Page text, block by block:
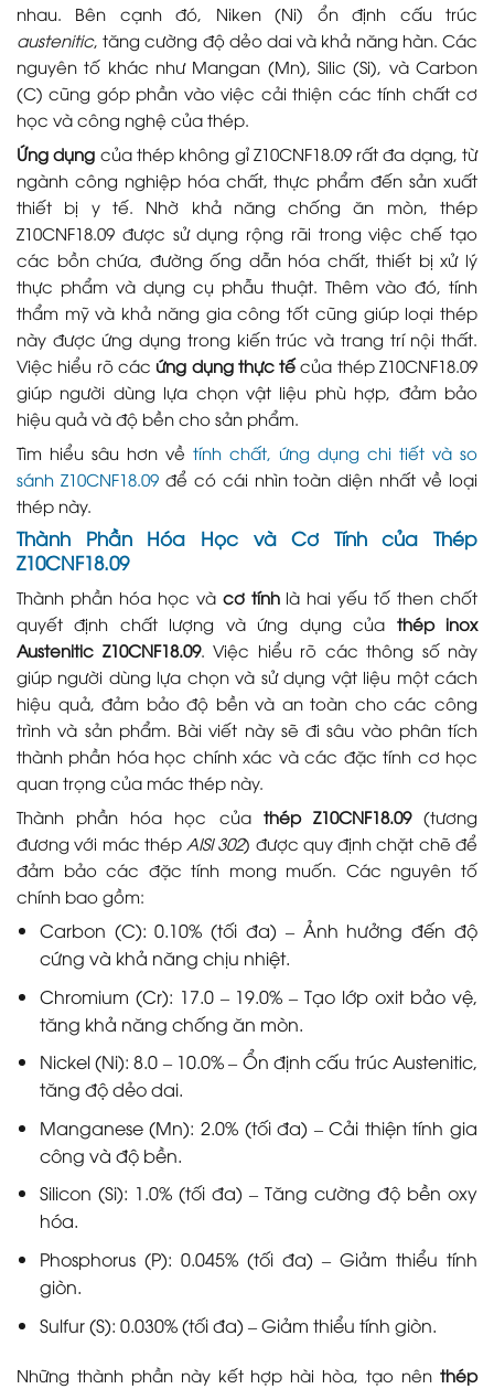
nhau. Bên cạnh đó, Niken (Ni) ổn định cấu trúc
austenitic, tăng cường độ dẻo dai và khả năng hàn. Các
nguyên tố khác như Mangan (Mn), Silic (Si), và Carbon
(C) cũng góp phần vào việc cải thiện các tính chất cơ
học và công nghệ của thép.
Ứng dụng của thép không gỉ Z10CNF18.09 rất đa dạng, từ
ngành công nghiệp hóa chất, thực phẩm đến sản xuất
thiết bị y tế. Nhờ khả năng chống ăn mòn, thép
Z10CNF18.09 được sử dụng rộng rãi trong việc chế tạo
các bồn chứa, đường ống dẫn hóa chất, thiết bị xử lý
thực phẩm và dụng cụ phẫu thuật. Thêm vào đó, tính
thẩm mỹ và khả năng gia công tốt cũng giúp loại thép
này được ứng dụng trong kiến trúc và trang trí nội thất.
Việc hiểu rõ các ứng dụng thực tếcủa thép Z10CNF18.09
giúp người dùng lựa chọn vật liệu phù hợp, đảm bảo
hiệu quả và độ bền cho sản phẩm.
Tìm hiểu sâu hơn về tính chất, ứng dụng chi tiết và so
sánh Z10CNF18.09để có cái nhìn toàn diện nhất về loại
thép này.
Thành Phần Hóa Học và Cơ Tính của Thép
Z10CNF18.09
Thành phần hóa học và cơ tínhlà hai yếu tố then chốt
quyết định chất lượng và ứng dụng của thép inox
Austenitic Z10CNF18.09. Việc hiểu rõ các thông số này
giúp người dùng lựa chọn và sử dụng vật liệu một cách
hiệu quả, đảm bảo độ bền và an toàn cho các công
trình và sản phẩm. Bài viết này sẽ đi sâu vào phân tích
thành phần hóa học chính xác và các đặc tính cơ học
quan trọng của mác thép này.
Thành phần hóa học của thép Z10CNF18.09(tương
đương với mác thép AISI 302) được quy định chặt chẽ để
đảm bảo các đặc tính mong muốn. Các nguyên tố
chính bao gồm:
Carbon (C): 0.10% (tối đa) – Ảnh hưởng đến độ
cứng và khả năng chịu nhiệt.
Chromium (Cr): 17.0 – 19.0% – Tạo lớp oxit bảo vệ,
tăng khả năng chống ăn mòn.
Nickel (Ni): 8.0 – 10.0% – Ổn định cấu trúc Austenitic,
tăng độ dẻo dai.
Manganese (Mn): 2.0% (tối đa) – Cải thiện tính gia
công và độ bền.
Silicon (Si): 1.0% (tối đa) – Tăng cường độ bền oxy
hóa.
Phosphorus (P): 0.045% (tối đa) – Giảm thiểu tính
giòn.
Sulfur (S): 0.030% (tối đa) – Giảm thiểu tính giòn.
Những thành phần này kết hợp hài hòa, tạo nên thép